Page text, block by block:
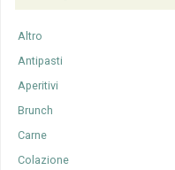
Altro
Antipasti
Aperitivi
Brunch
Carne
Colazione